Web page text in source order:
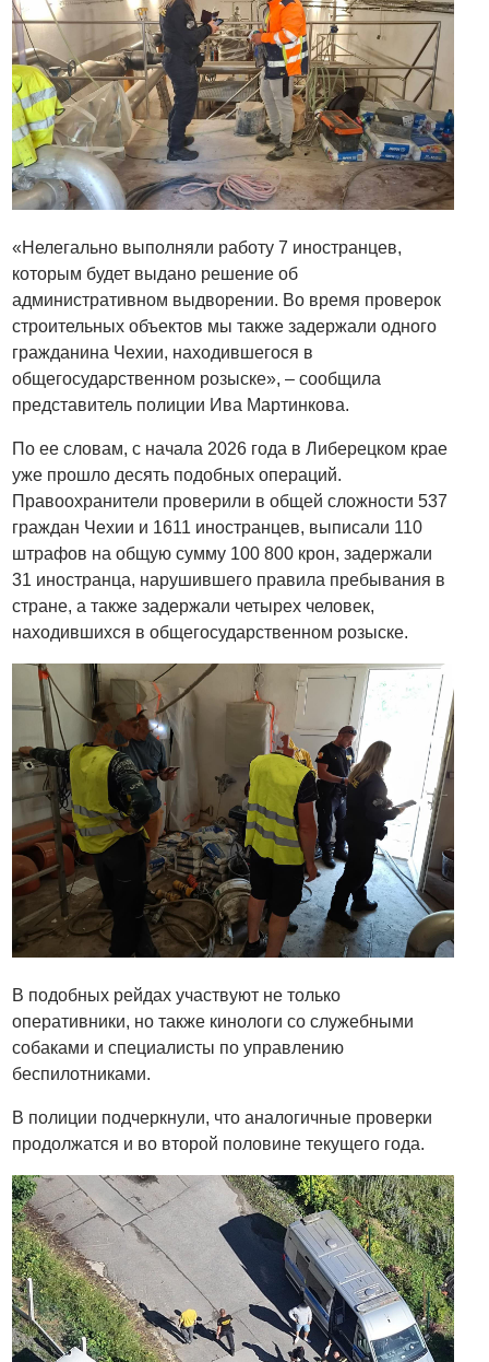
«Нелегально выполняли работу 7 иностранцев,
которым будет выдано решение об
административном выдворении. Во время проверок
строительных объектов мы также задержали одного
гражданина Чехии, находившегося в
общегосударственном розыске», – сообщила
представитель полиции Ива Мартинкова.
По ее словам, с начала 2026 года в Либерецком крае
уже прошло десять подобных операций.
Правоохранители проверили в общей сложности 537
граждан Чехии и 1611 иностранцев, выписали 110
штрафов на общую сумму 100 800 крон, задержали
31 иностранца, нарушившего правила пребывания в
стране, а также задержали четырех человек,
находившихся в общегосударственном розыске.
В подобных рейдах участвуют не только
оперативники, но также кинологи со служебными
собаками и специалисты по управлению
беспилотниками.
В полиции подчеркнули, что аналогичные проверки
продолжатся и во второй половине текущего года.